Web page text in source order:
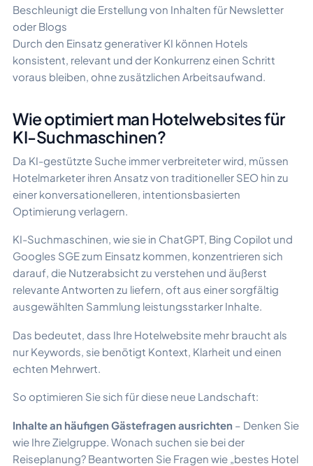
Beschleunigt die Erstellung von Inhalten für Newsletter
oder Blogs
Durch den Einsatz generativer KI können Hotels
konsistent, relevant und der Konkurrenz einen Schritt
voraus bleiben, ohne zusätzlichen Arbeitsaufwand.
Wie optimiert man Hotelwebsites für
KI-Suchmaschinen?
Da KI-gestützte Suche immer verbreiteter wird, müssen
Hotelmarketer ihren Ansatz von traditioneller SEO hin zu
einer konversationelleren, intentionsbasierten
Optimierung verlagern.
KI-Suchmaschinen, wie sie in ChatGPT, Bing Copilot und
Googles SGE zum Einsatz kommen, konzentrieren sich
darauf, die Nutzerabsicht zu verstehen und äußerst
relevante Antworten zu liefern, oft aus einer sorgfältig
ausgewählten Sammlung leistungsstarker Inhalte.
Das bedeutet, dass Ihre Hotelwebsite mehr braucht als
nur Keywords, sie benötigt Kontext, Klarheit und einen
echten Mehrwert.
So optimieren Sie sich für diese neue Landschaft:
Inhalte an häufigen Gästefragen ausrichten – Denken Sie
wie Ihre Zielgruppe. Wonach suchen sie bei der
Reiseplanung? Beantworten Sie Fragen wie „bestes Hotel